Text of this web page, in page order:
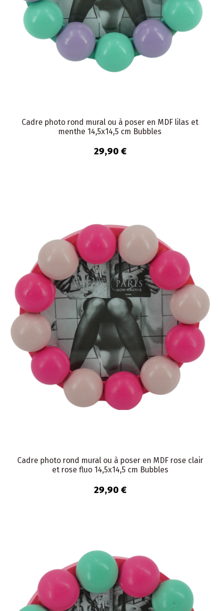
Cadre photo rond mural ou à poser en MDF lilas et
menthe 14,5x14,5 cm Bubbles
29,90 €
Cadre photo rond mural ou à poser en MDF rose clair
et rose fluo 14,5x14,5 cm Bubbles
29,90 €